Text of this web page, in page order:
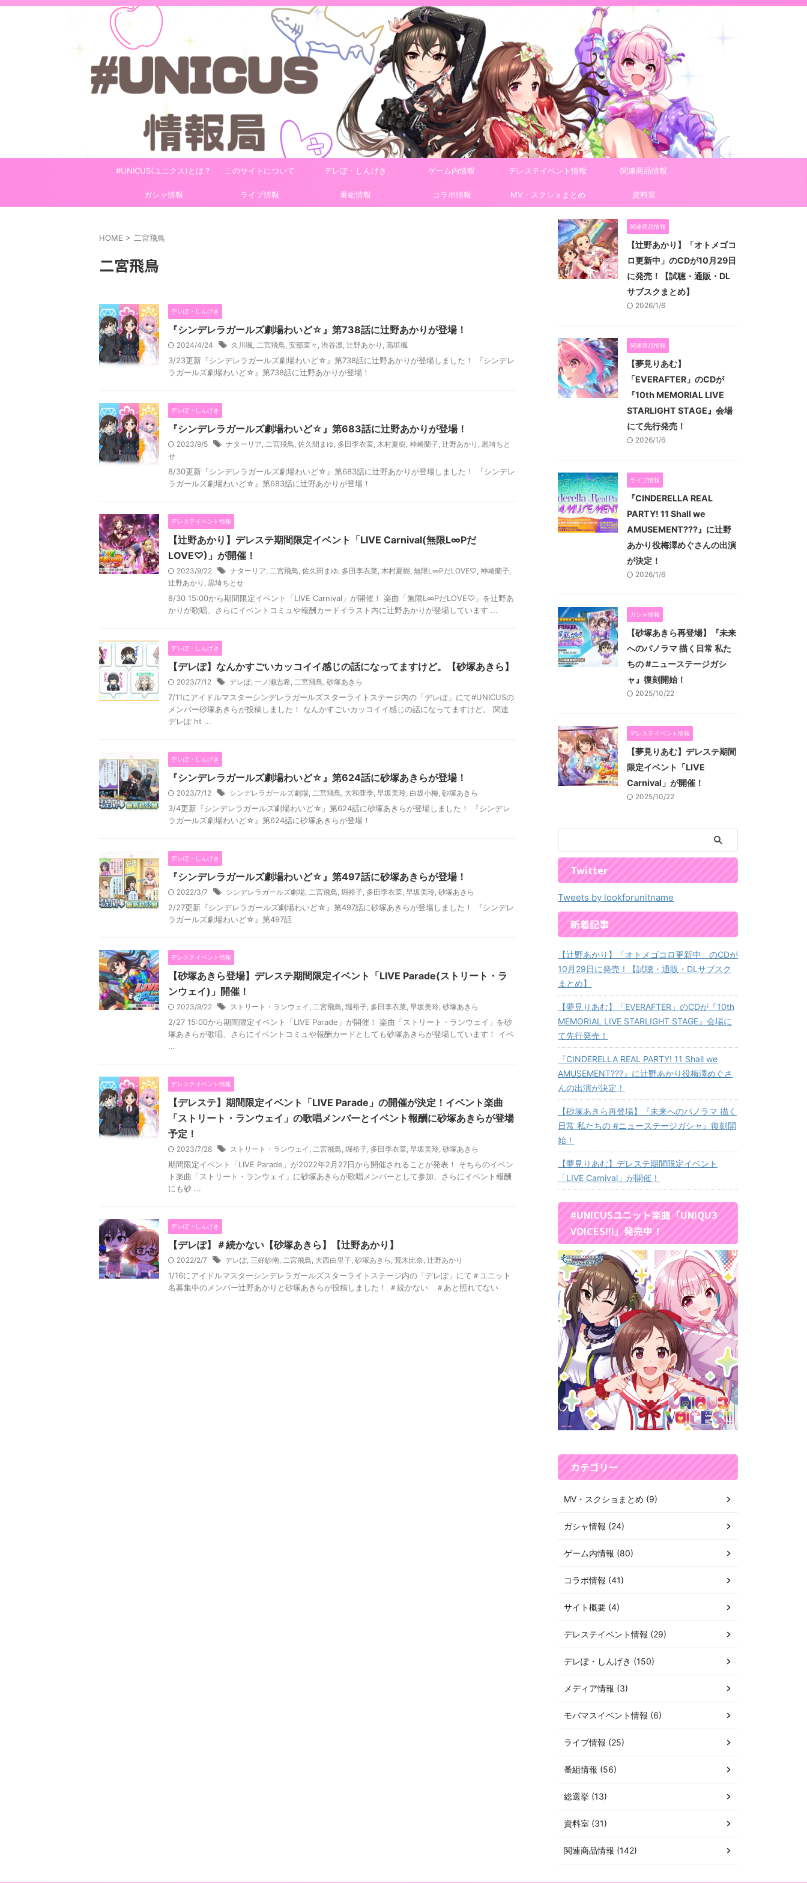
#UNICUS(ユニクス)とは？ このサイトについて デレぽ・しんげき ゲーム内情報 デレステイベント情報 関連商品情報
ガシャ情報 ライブ情報 番組情報 コラボ情報 MV・スクショまとめ 資料室
HOME > 二宮飛鳥
二宮飛鳥
デレぽ・しんげき
『シンデレラガールズ劇場わいど☆』第738話に辻野あかりが登場！
2024/4/24 久川颯, 二宮飛鳥, 安部菜々 , 渋谷凛, 辻野あかり , 高垣楓
3/23更新『シンデレラガールズ劇場わいど☆』第738話に辻野あかりが登場しました！ 『シンデレ
ラガールズ劇場わいど☆』第738話に辻野あかりが登場！
デレぽ・しんげき
『シンデレラガールズ劇場わいど☆』第683話に辻野あかりが登場！
2023/9/5 ナターリア, 二宮飛鳥, 佐久間まゆ, 多田李衣菜, 木村夏樹, 神崎蘭子, 辻野あかり , 黒埼ちと
せ
8/30更新『シンデレラガールズ劇場わいど☆』第683話に辻野あかりが登場しました！ 『シンデレ
ラガールズ劇場わいど☆』第683話に辻野あかりが登場！
デレステイベント情報
【辻野あかり】デレステ期間限定イベント「LIVE Carnival(無限L∞Pだ
LOVE♡)」が開催！
2023/9/22 ナターリア, 二宮飛鳥, 佐久間まゆ, 多田李衣菜, 木村夏樹, 無限L∞PだLOVE♡, 神崎蘭子,
辻野あかり , 黒埼ちとせ
8/30 15:00から期間限定イベント「LIVE Carnival」が開催！ 楽曲「無限L∞PだLOVE♡」を辻野あ
かりが歌唱、さらにイベントコミュや報酬カードイラスト内に辻野あかりが登場しています ...
デレぽ・しんげき
【デレぽ】なんかすごいカッコイイ感じの話になってますけど。【砂塚あきら】
2023/7/12 デレぽ, 一ノ瀬志希, 二宮飛鳥, 砂塚あきら
7/11にアイドルマスターシンデレラガールズスターライトステージ内の「デレぽ」にて#UNICUSの
メンバー砂塚あきらが投稿しました！ なんかすごいカッコイイ感じの話になってますけど。 関連
デレぽ ht ...
デレぽ・しんげき
『シンデレラガールズ劇場わいど☆』第624話に砂塚あきらが登場！
2023/7/12 シンデレラガールズ劇場, 二宮飛鳥, 大和亜季, 早坂美玲, 白坂小梅, 砂塚あきら
3/4更新『シンデレラガールズ劇場わいど☆』第624話に砂塚あきらが登場しました！ 『シンデレ
ラガールズ劇場わいど☆』第624話に砂塚あきらが登場！
デレぽ・しんげき
『シンデレラガールズ劇場わいど☆』第497話に砂塚あきらが登場！
2022/3/7 シンデレラガールズ劇場, 二宮飛鳥, 堀裕子, 多田李衣菜, 早坂美玲, 砂塚あきら
2/27更新『シンデレラガールズ劇場わいど☆』第497話に砂塚あきらが登場しました！ 『シンデレ
ラガールズ劇場わいど☆』第497話
デレステイベント情報
【砂塚あきら登場】デレステ期間限定イベント「LIVE Parade(ストリート・ラ
ンウェイ)」開催！
2023/9/22 ストリート・ランウェイ , 二宮飛鳥, 堀裕子, 多田李衣菜, 早坂美玲, 砂塚あきら
2/27 15:00から期間限定イベント「LIVE Parade」が開催！ 楽曲「ストリート・ランウェイ」を砂
塚あきらが歌唱、さらにイベントコミュや報酬カードとしても砂塚あきらが登場しています！ イベ
...
デレステイベント情報
【デレステ】期間限定イベント「LIVE Parade」の開催が決定！イベント楽曲
「ストリート・ランウェイ」の歌唱メンバーとイベント報酬に砂塚あきらが登場
予定！
2023/7/28 ストリート・ランウェイ , 二宮飛鳥, 堀裕子, 多田李衣菜, 早坂美玲, 砂塚あきら
期間限定イベント「LIVE Parade」が2022年2月27日から開催されることが発表！ そちらのイベン
ト楽曲「ストリート・ランウェイ」に砂塚あきらが歌唱メンバーとして参加、さらにイベント報酬
にも砂 ...
デレぽ・しんげき
【デレぽ】＃続かない【砂塚あきら】【辻野あかり】
2022/2/7 デレぽ, 三好紗南, 二宮飛鳥, 大西由里子, 砂塚あきら , 荒木比奈, 辻野あかり
1/16にアイドルマスターシンデレラガールズスターライトステージ内の「デレぽ」にて＃ユニット
名募集中のメンバー辻野あかりと砂塚あきらが投稿しました！ ＃続かない ＃あと照れてない
関連商品情報
【辻野あかり】「オトメゴコ
ロ更新中」のCDが10月29日
に発売！【試聴・通販・DL
サブスクまとめ】
2026/1/6
関連商品情報
【夢見りあむ】
「EVERAFTER」のCDが
『10th MEMORIAL LIVE
STARLIGHT STAGE』会場
にて先行発売！
2026/1/6
ライブ情報
『CINDERELLA REAL
PARTY! 11 Shall we
AMUSEMENT???』に辻野
あかり役梅澤めぐさんの出演
が決定！
2026/1/6
ガシャ情報
【砂塚あきら再登場】『未来
へのパノラマ 描く日常 私た
ちの #ニューステージガシ
ャ』復刻開始！
2025/10/22
デレステイベント情報
【夢見りあむ】デレステ期間
限定イベント「LIVE
Carnival」が開催！
2025/10/22
Twitter
Tweets by lookforunitname
新着記事
【辻野あかり】「オトメゴコロ更新中」のCDが
10月29日に発売！【試聴・通販・DLサブスク
まとめ】
【夢見りあむ】「EVERAFTER」のCDが『10th
MEMORIAL LIVE STARLIGHT STAGE』会場に
て先行発売！
『CINDERELLA REAL PARTY! 11 Shall we
AMUSEMENT???』に辻野あかり役梅澤めぐさ
んの出演が決定！
【砂塚あきら再登場】『未来へのパノラマ 描く
日常 私たちの #ニューステージガシャ』復刻開
始！
【夢見りあむ】デレステ期間限定イベント
「LIVE Carnival」が開催！
#UNICUSユニット楽曲「UNIQU3
VOICES!!!」発売中！
カテゴリー
MV・スクショまとめ (9)
ガシャ情報 (24)
ゲーム内情報 (80)
コラボ情報 (41)
サイト概要 (4)
デレステイベント情報 (29)
デレぽ・しんげき (150)
メディア情報 (3)
モバマスイベント情報 (6)
ライブ情報 (25)
番組情報 (56)
総選挙 (13)
資料室 (31)
関連商品情報 (142)